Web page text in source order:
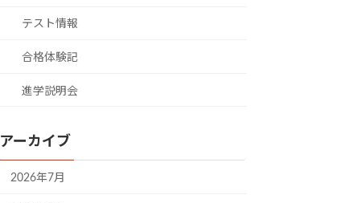
テスト情報
合格体験記
進学説明会
アーカイブ
2026年7月